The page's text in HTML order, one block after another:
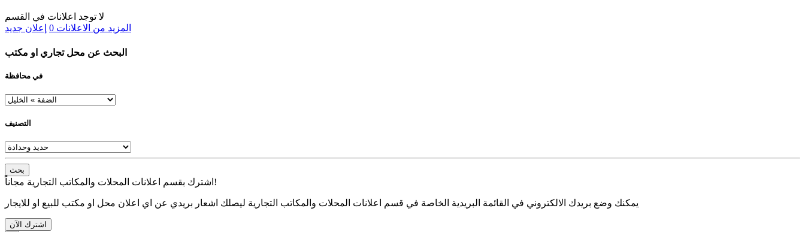
لا توجد اعلانات في القسم
المزيد من الاعلانات 0 إعلان جديد
البحث عن محل تجاري او مكتب
في محافظة
التصنيف
بحث
اشترك بقسم اعلانات المحلات والمكاتب التجارية مجاناً!
يمكنك وضع بريدك الالكتروني في القائمة البريدية الخاصة في قسم اعلانات المحلات والمكاتب التجارية ليصلك اشعار بريدي عن اي اعلان محل او مكتب للبيع او للايجار
اشترك الآن